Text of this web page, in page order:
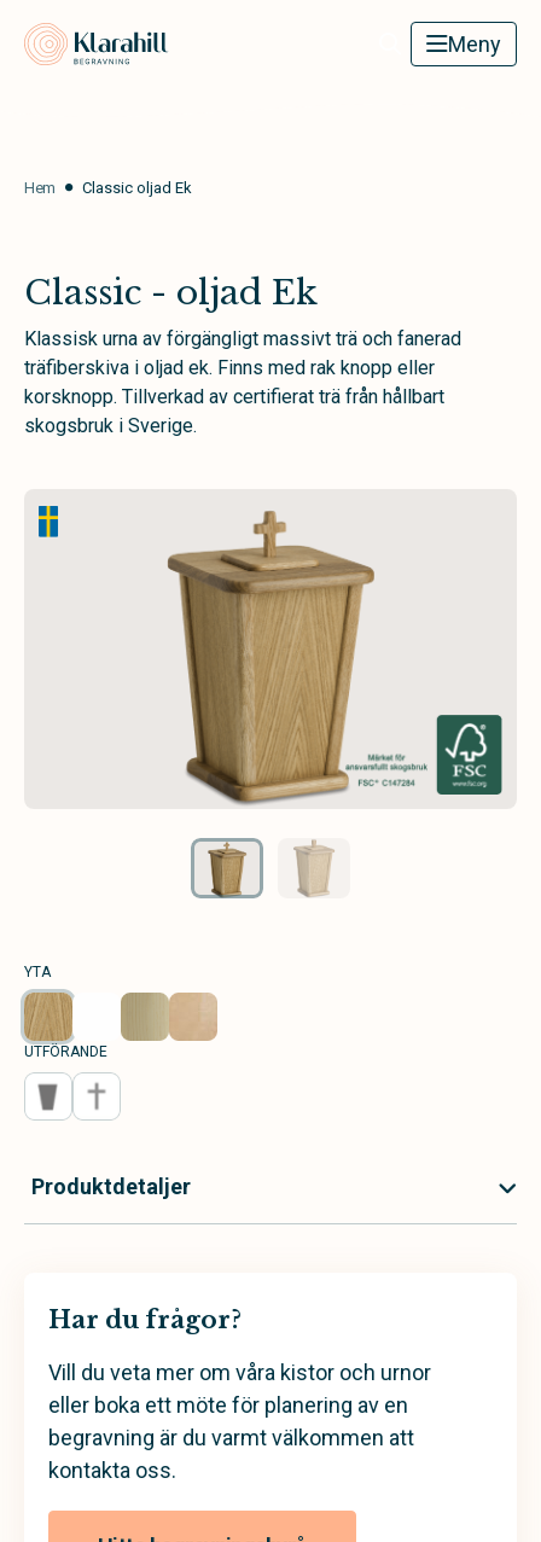
Meny
Hem Classic oljad Ek
Classic - oljad Ek
Klassisk urna av förgängligt massivt trä och fanerad
träfiberskiva i oljad ek. Finns med rak knopp eller
korsknopp. Tillverkad av certifierat trä från hållbart
skogsbruk i Sverige.
YTA
UTFÖRANDE
Produktdetaljer
Har du frågor?
Vill du veta mer om våra kistor och urnor
eller boka ett möte för planering av en
begravning är du varmt välkommen att
kontakta oss.